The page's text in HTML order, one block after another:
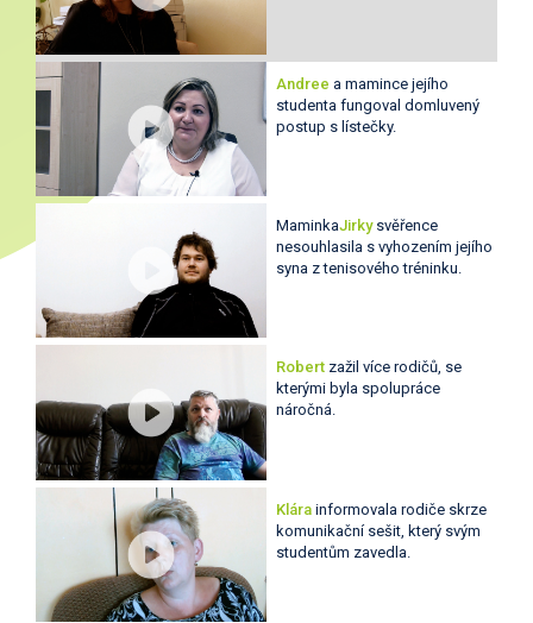
Andree a mamince jejího
studenta fungoval domluvený
postup s lístečky.
MaminkaJirky svěřence
nesouhlasila s vyhozením jejího
syna z tenisového tréninku.
Robert zažil více rodičů, se
kterými byla spolupráce
náročná.
Klára informovala rodiče skrze
komunikační sešit, který svým
studentům zavedla.